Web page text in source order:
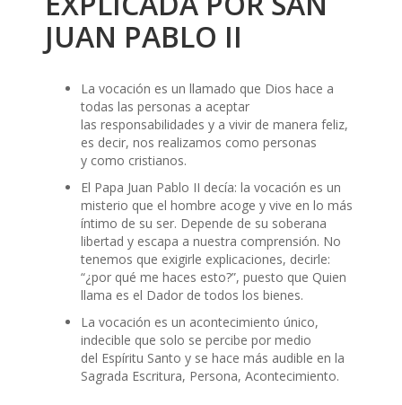
JUAN PABLO II
La vocación es un llamado que Dios hace a
todas las personas a aceptar
las responsabilidades y a vivir de manera feliz,
es decir, nos realizamos como personas
y como cristianos.
El Papa Juan Pablo II decía: la vocación es un
misterio que el hombre acoge y vive en lo más
íntimo de su ser. Depende de su soberana
libertad y escapa a nuestra comprensión. No
tenemos que exigirle explicaciones, decirle:
“¿por qué me haces esto?”, puesto que Quien
llama es el Dador de todos los bienes.
La vocación es un acontecimiento único,
indecible que solo se percibe por medio
del Espíritu Santo y se hace más audible en la
Sagrada Escritura, Persona, Acontecimiento.